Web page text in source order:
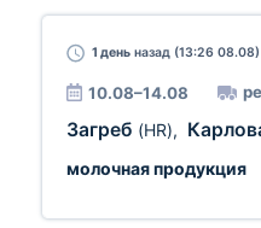
1 день назад (13:26 08.08)
10.08–14.08
Загреб (HR),
молочная продукция